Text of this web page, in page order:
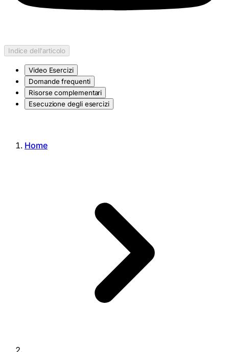
Indice dell'articolo
Video Esercizi
Domande frequenti
Risorse complementari
Esecuzione degli esercizi
Home